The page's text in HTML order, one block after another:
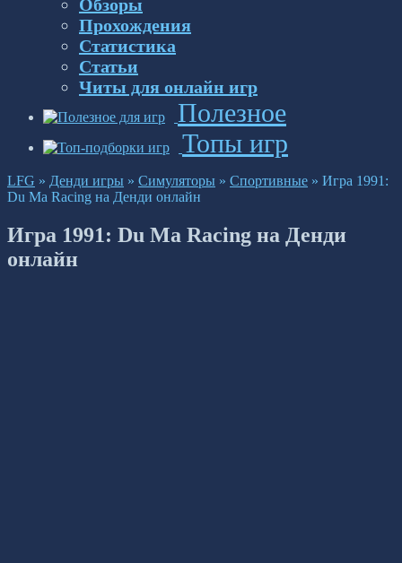
Обзоры
Прохождения
Статистика
Статьи
Читы для онлайн игр
Полезное
Топы игр
LFG » Денди игры » Симуляторы » Спортивные » Игра 1991:
Du Ma Racing на Денди онлайн
Игра 1991: Du Ma Racing на Денди
онлайн